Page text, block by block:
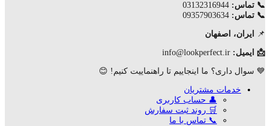
📞 تماس:
📞 تماس:
📌 ایران، اصفهان
📩 ایمیل:
💙 سوال داری؟ ما اینجاییم تا راهنماییت کنیم! 😊
خدمات مشتریان
👤 حساب کاربری
🛒 روند ثبت سفارش
📞 تماس با ما